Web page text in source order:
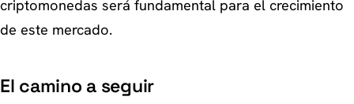
criptomonedas será fundamental para el crecimiento
de este mercado.
El camino a seguir